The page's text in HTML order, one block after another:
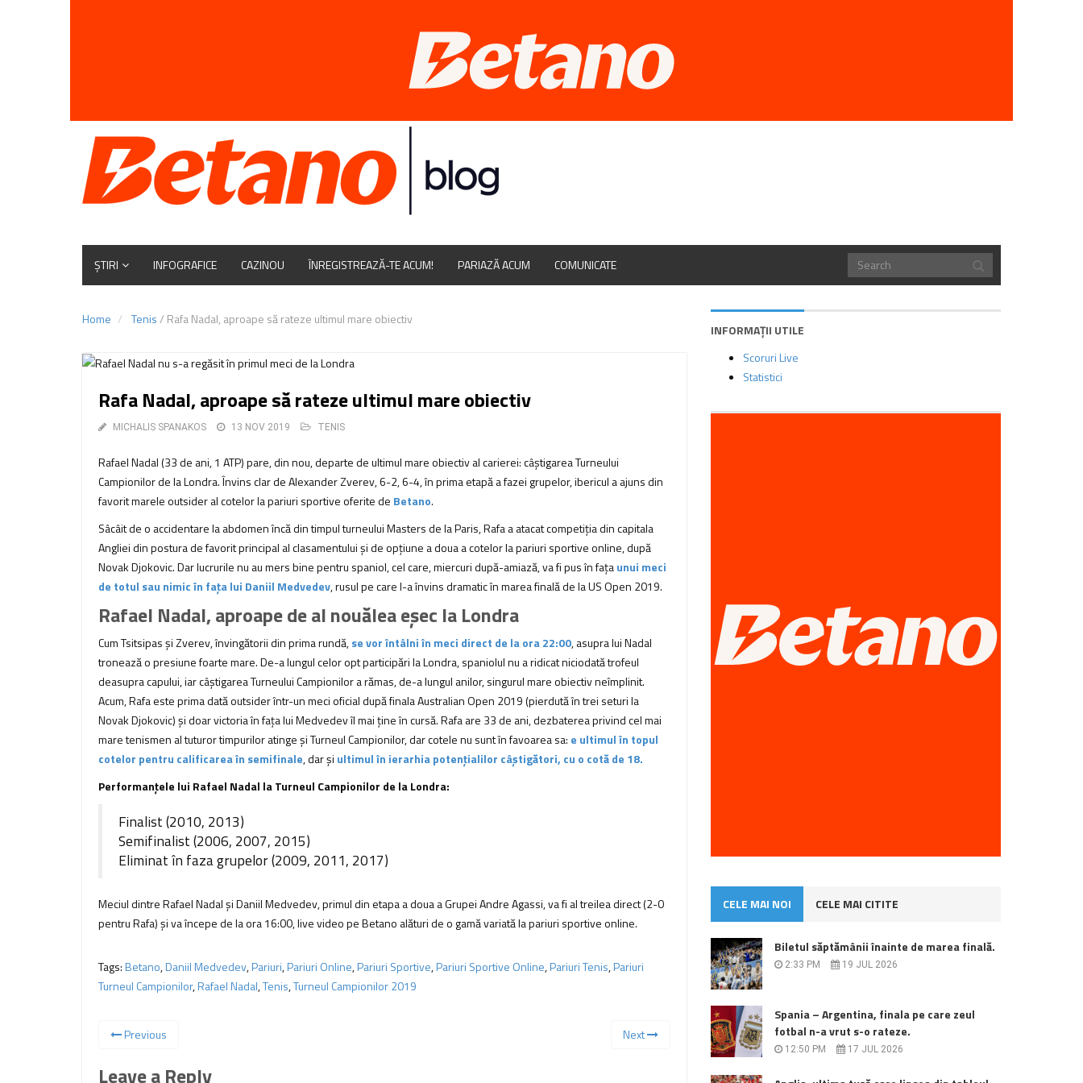
ȘTIRI INFOGRAFICE CAZINOU ÎNREGISTREAZĂ-TE ACUM! PARIAZĂ ACUM COMUNICATE
Home Tenis/ Rafa Nadal, aproape să rateze ultimul mare obiectiv
Rafa Nadal, aproape să rateze ultimul mare obiectiv
MICHALIS SPANAKOS 13 NOV 2019 TENIS
Rafael Nadal (33 de ani, 1 ATP) pare, din nou, departe de ultimul mare obiectiv al carierei: câștigarea Turneului
Campionilor de la Londra. Învins clar de Alexander Zverev, 6-2, 6-4, în prima etapă a fazei grupelor, ibericul a ajuns din
favorit marele outsider al cotelor la pariuri sportive oferite de Betano.
Sâcâit de o accidentare la abdomen încă din timpul turneului Masters de la Paris, Rafa a atacat competiția din capitala
Angliei din postura de favorit principal al clasamentului și de opțiune a doua a cotelor la pariuri sportive online, după
Novak Djokovic. Dar lucrurile nu au mers bine pentru spaniol, cel care, miercuri după-amiază, va fi pus în fațaunui meci
de totul sau nimic în fața lui Daniil Medvedev, rusul pe care l-a învins dramatic în marea finală de la US Open 2019.
Rafael Nadal, aproape de al nouălea eșec la Londra
Cum Tsitsipas și Zverev, învingătorii din prima rundă,se vor întâlni în meci direct de la ora 22:00, asupra lui Nadal
tronează o presiune foarte mare. De-a lungul celor opt participări la Londra, spaniolul nu a ridicat niciodată trofeul
deasupra capului, iar câștigarea Turneului Campionilor a rămas, de-a lungul anilor, singurul mare obiectiv neîmplinit.
Acum, Rafa este prima dată outsider într-un meci oficial după finala Australian Open 2019 (pierdută în trei seturi la
Novak Djokovic) și doar victoria în fața lui Medvedev îl mai ține în cursă. Rafa are 33 de ani, dezbaterea privind cel mai
mare tenismen al tuturor timpurilor atinge și Turneul Campionilor, dar cotele nu sunt în favoarea sa: e ultimul în topul
cotelor pentru calificarea în semifinale, dar și ultimul în ierarhia potențialilor câștigători, cu o cotă de 18.
Performanțele lui Rafael Nadal la Turneul Campionilor de la Londra:
Finalist (2010, 2013)
Semifinalist (2006, 2007, 2015)
Eliminat în faza grupelor (2009, 2011, 2017)
Meciul dintre Rafael Nadal și Daniil Medvedev, primul din etapa a doua a Grupei Andre Agassi, va fi al treilea direct (2-0
pentru Rafa) și va începe de la ora 16:00, live video pe Betano alături de o gamă variată la pariuri sportive online.
Tags:Betano,Daniil Medvedev,Pariuri,Pariuri Online,Pariuri Sportive,Pariuri Sportive Online,Pariuri Tenis,Pariuri
Turneul Campionilor,Rafael Nadal,Tenis,Turneul Campionilor 2019
Previous Next
Leave a Reply
INFORMAȚII UTILE
Scoruri Live
Statistici
CELE MAI NOI CELE MAI CITITE
Biletul săptămânii înainte de marea finală.
2:33 PM 19 JUL 2026
Spania – Argentina, finala pe care zeul
fotbal n-a vrut s-o rateze.
12:50 PM 17 JUL 2026